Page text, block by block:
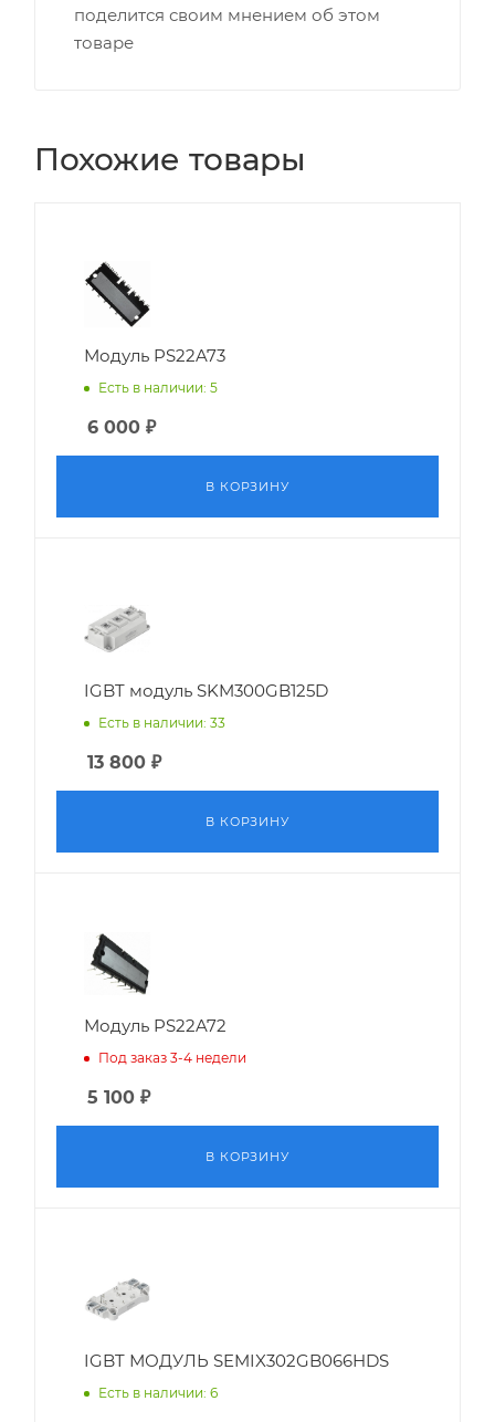
поделится своим мнением об этом
товаре
Похожие товары
Модуль PS22A73
Есть в наличии: 5
6 000 ₽
В КОРЗИНУ
IGBT модуль SKM300GB125D
Есть в наличии: 33
13 800 ₽
В КОРЗИНУ
Модуль PS22A72
Под заказ 3-4 недели
5 100 ₽
В КОРЗИНУ
IGBT МОДУЛЬ SEMIX302GB066HDS
Есть в наличии: 6